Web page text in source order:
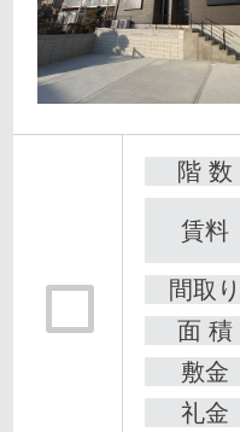
階 数
賃料
間取り
面 積
敷金
礼金